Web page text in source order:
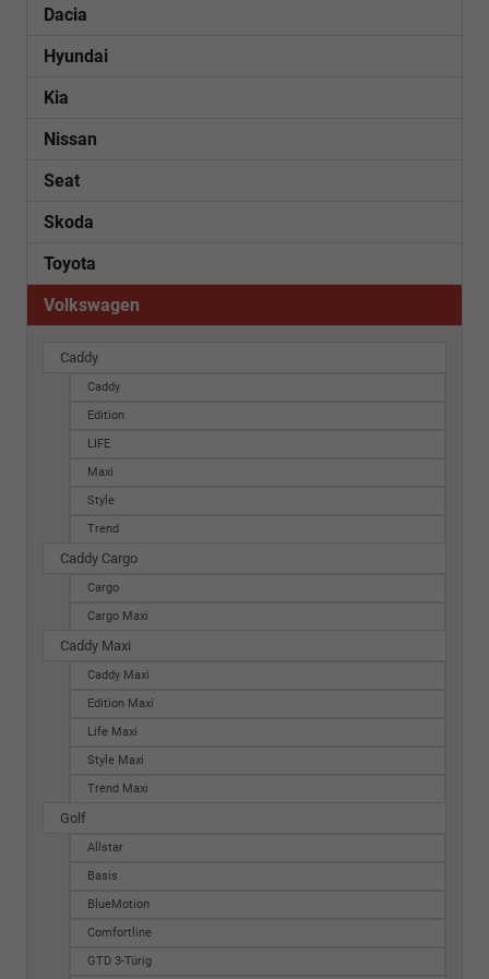
Dacia
Hyundai
Kia
Nissan
Seat
Skoda
Toyota
Volkswagen
Caddy
Caddy
Edition
LIFE
Maxi
Style
Trend
Caddy Cargo
Cargo
Cargo Maxi
Caddy Maxi
Caddy Maxi
Edition Maxi
Life Maxi
Style Maxi
Trend Maxi
Golf
Allstar
Basis
BlueMotion
Comfortline
GTD 3-Türig